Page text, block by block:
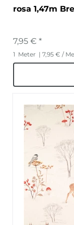
rosa 1,47m
7,95 € *
1 Meter | 7,95 € /